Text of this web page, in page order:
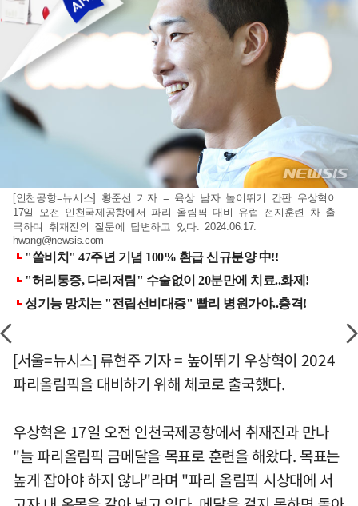
[인천공항=뉴시스] 황준선 기자 = 육상 남자 높이뛰기 간판 우상혁이
17일 오전 인천국제공항에서 파리 올림픽 대비 유럽 전지훈련 차 출
국하며 취재진의 질문에 답변하고 있다. 2024.06.17.
hwang@newsis.com
[서울=뉴시스] 류현주 기자 = 높이뛰기 우상혁이 2024
파리올림픽을 대비하기 위해 체코로 출국했다.
우상혁은 17일 오전 인천국제공항에서 취재진과 만나
"늘 파리올림픽 금메달을 목표로 훈련을 해왔다. 목표는
높게 잡아야 하지 않나"라며 "파리 올림픽 시상대에 서